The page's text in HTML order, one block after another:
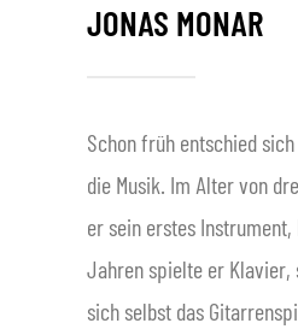
JONAS MONAR
Schon früh entschied sich
die Musik. Im Alter von
er sein erstes
Jahren spielte er
sich selbst das